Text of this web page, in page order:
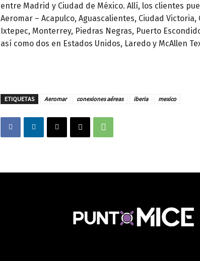
entre Madrid y Ciudad de México. Allí, los clientes
Aeromar – Acapulco, Aguascalientes, Ciudad
Ixtepec, Monterrey, Piedras Negras, Puerto
así como dos en Estados Unidos, Laredo y McAllen
ETIQUETAS Aeromar conexiones aéreas iberia mexico